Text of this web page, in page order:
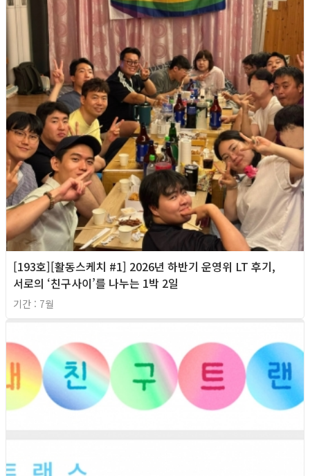
[193호][활동스케치 #1] 2026년 하반기 운영위 LT 후기,
서로의 ‘친구사이’를 나누는 1박 2일
기간 : 7월